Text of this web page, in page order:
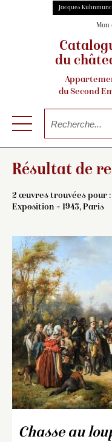
Jacques
Mon
du
du Second
Résultat de
2 œuvres trouvées pour :
Exposition = 1943, Paris
Chasse au